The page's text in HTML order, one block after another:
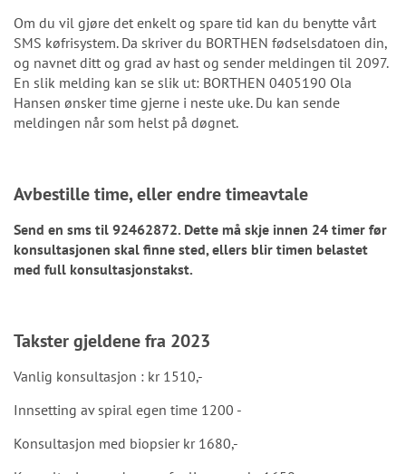
Om du vil gjøre det enkelt og spare tid kan du benytte vårt
SMS køfrisystem. Da skriver du BORTHEN fødselsdatoen din,
og navnet ditt og grad av hast og sender meldingen til 2097.
En slik melding kan se slik ut: BORTHEN 0405190 Ola
Hansen ønsker time gjerne i neste uke. Du kan sende
meldingen når som helst på døgnet.
Avbestille time, eller endre timeavtale
Send en sms til 92462872. Dette må skje innen 24 timer før
konsultasjonen skal finne sted, ellers blir timen belastet
med full konsultasjonstakst.
Takster gjeldene fra 2023
Vanlig konsultasjon : kr 1510,-
Innsetting av spiral egen time 1200 -
Konsultasjon med biopsier kr 1680,-